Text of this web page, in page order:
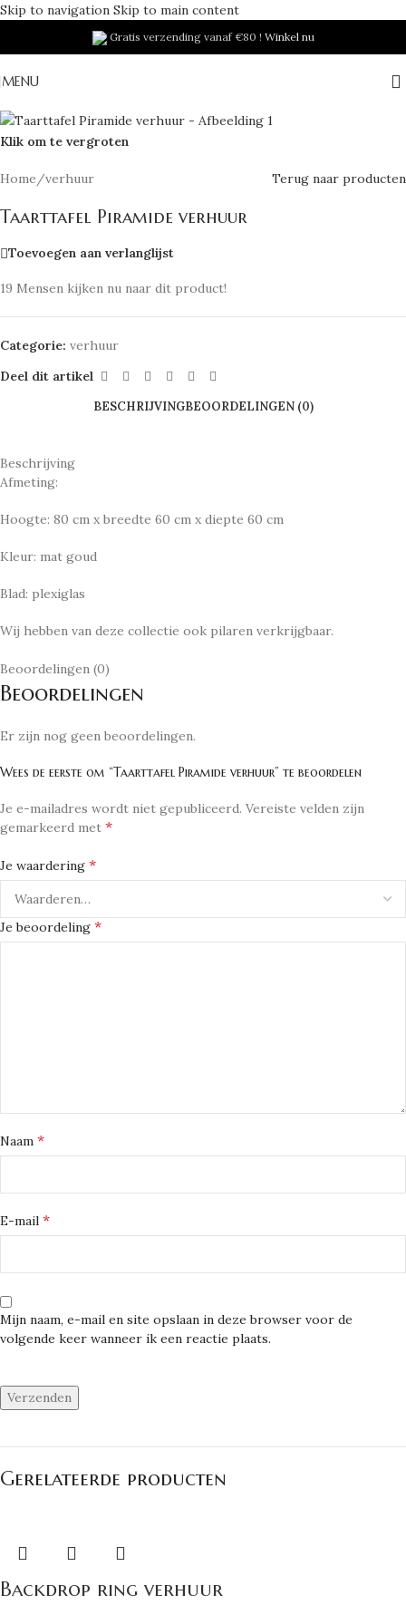
Skip to navigation Skip to main content
Gratis verzending vanaf €80 ! Winkel nu
MENU
Klik om te vergroten
Home /verhuur Terug naar producten
Taarttafel Piramide verhuur
Toevoegen aan verlanglijst
19 Mensen kijken nu naar dit product!
Categorie: verhuur
Deel dit artikel
BESCHRIJVINGBEOORDELINGEN (0)
Beschrijving
Afmeting:
Hoogte: 80 cm x breedte 60 cm x diepte 60 cm
Kleur: mat goud
Blad: plexiglas
Wij hebben van deze collectie ook pilaren verkrijgbaar.
Beoordelingen (0)
Beoordelingen
Er zijn nog geen beoordelingen.
Wees de eerste om “Taarttafel Piramide verhuur” te beoordelen
Je e-mailadres wordt niet gepubliceerd. Vereiste velden zijn
gemarkeerd met *
Je waardering *
Je beoordeling *
Naam *
E-mail *
Mijn naam, e-mail en site opslaan in deze browser voor de
volgende keer wanneer ik een reactie plaats.
Gerelateerde producten
Backdrop ring verhuur